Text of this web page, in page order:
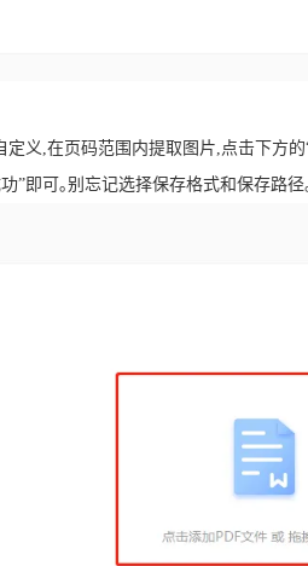
义,在页码范围内提取图片,点击下方
”即可｡别忘记选择保存格式和保存路径